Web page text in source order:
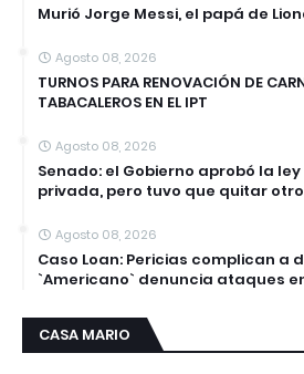
Murió Jorge Messi, el papá de
Agosto 08, 2026
TURNOS PARA RENOVACIÓN DE
TABACALEROS EN EL IPT
Agosto 08, 2026
Senado: el Gobierno aprobó la
privada, pero tuvo que quitar
Agosto 08, 2026
Caso Loan: Pericias complican a
`Americano` denuncia ataques
CASA MARIO